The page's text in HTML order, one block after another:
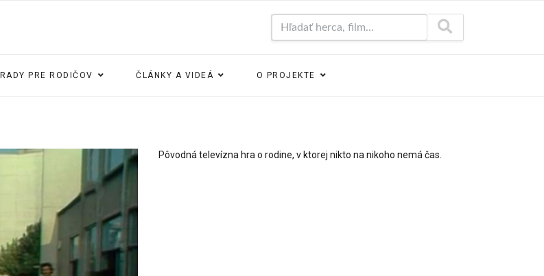
RADY PRE RODIČOV ČLÁNKY A VIDEÁ O PROJEKTE
Pôvodná televízna hra o rodine, v ktorej nikto na nikoho nemá čas.